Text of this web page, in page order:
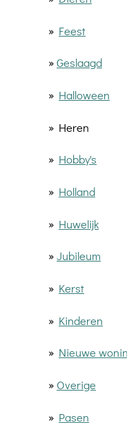
» Feest
»Geslaagd
» Halloween
» Heren
» Hobby's
» Holland
» Huwelijk
»Jubileum
» Kerst
» Kinderen
» Nieuwe
» Overige
» Pasen